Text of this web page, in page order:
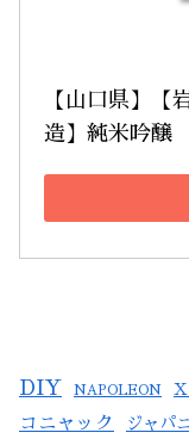
【山口県】【
造】純米吟醸
DIY NAPOLEON
コニャック ジャパ